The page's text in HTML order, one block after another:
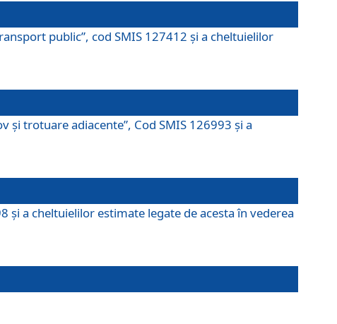
public”, cod SMIS 127412 și a cheltuielilor
trotuare adiacente”, Cod SMIS 126993 și a
a cheltuielilor estimate legate de acesta în vederea